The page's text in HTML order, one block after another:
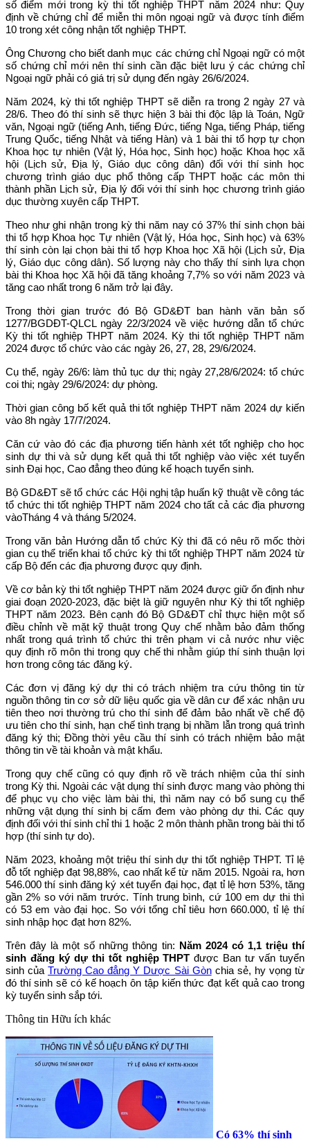
số điểm mới trong kỳ thi tốt nghiệp THPT năm 2024 như: Quy
định về chứng chỉ để miễn thi môn ngoại ngữ và được tính điểm
10 trong xét công nhận tốt nghiệp THPT.
Ông Chương cho biết danh mục các chứng chỉ Ngoại ngữ có một
số chứng chỉ mới nên thí sinh cần đặc biệt lưu ý các chứng chỉ
Ngoại ngữ phải có giá trị sử dụng đến ngày 26/6/2024.
Năm 2024, kỳ thi tốt nghiệp THPT sẽ diễn ra trong 2 ngày 27 và
28/6. Theo đó thí sinh sẽ thực hiện 3 bài thi độc lập là Toán, Ngữ
văn, Ngoại ngữ (tiếng Anh, tiếng Đức, tiếng Nga, tiếng Pháp, tiếng
Trung Quốc, tiếng Nhật và tiếng Hàn) và 1 bài thi tổ hợp tự chọn
Khoa học tự nhiên (Vật lý, Hóa học, Sinh học) hoặc Khoa học xã
hội (Lịch sử, Địa lý, Giáo dục công dân) đối với thí sinh học
chương trình giáo dục phổ thông cấp THPT hoặc các môn thi
thành phần Lịch sử, Địa lý đối với thí sinh học chương trình giáo
dục thường xuyên cấp THPT.
Theo như ghi nhận trong kỳ thi năm nay có 37% thí sinh chọn bài
thi tổ hợp Khoa học Tự nhiên (Vật lý, Hóa học, Sinh học) và 63%
thí sinh còn lại chọn bài thi tổ hợp Khoa học Xã hội (Lịch sử, Địa
lý, Giáo dục công dân). Số lượng này cho thấy thí sinh lựa chọn
bài thi Khoa học Xã hội đã tăng khoảng 7,7% so với năm 2023 và
tăng cao nhất trong 6 năm trở lại đây.
Trong thời gian trước đó Bộ GD&ĐT ban hành văn bản số
1277/BGDĐT-QLCL ngày 22/3/2024 về việc hướng dẫn tổ chức
Kỳ thi tốt nghiệp THPT năm 2024. Kỳ thi tốt nghiệp THPT năm
2024 được tổ chức vào các ngày 26, 27, 28, 29/6/2024.
Cụ thể, ngày 26/6: làm thủ tục dự thi; ngày 27,28/6/2024: tổ chức
coi thi; ngày 29/6/2024: dự phòng.
Thời gian công bố kết quả thi tốt nghiệp THPT năm 2024 dự kiến
vào 8h ngày 17/7/2024.
Căn cứ vào đó các địa phương tiến hành xét tốt nghiệp cho học
sinh dự thi và sử dụng kết quả thi tốt nghiệp vào việc xét tuyển
sinh Đại học, Cao đẳng theo đúng kế hoạch tuyển sinh.
Bộ GD&ĐT sẽ tổ chức các Hội nghị tập huấn kỹ thuật về công tác
tổ chức thi tốt nghiệp THPT năm 2024 cho tất cả các địa phương
vàoTháng 4 và tháng 5/2024.
Trong văn bản Hướng dẫn tổ chức Kỳ thi đã có nêu rõ mốc thời
gian cụ thể triển khai tổ chức kỳ thi tốt nghiệp THPT năm 2024 từ
cấp Bộ đến các địa phương được quy định.
Về cơ bản kỳ thi tốt nghiệp THPT năm 2024 được giữ ổn định như
giai đoạn 2020-2023, đặc biệt là giữ nguyên như Kỳ thi tốt nghiệp
THPT năm 2023. Bên cạnh đó Bộ GD&ĐT chỉ thực hiện một số
điều chỉnh về mặt kỹ thuật trong Quy chế nhằm bảo đảm thống
nhất trong quá trình tổ chức thi trên phạm vi cả nước như việc
quy định rõ môn thi trong quy chế thi nhằm giúp thí sinh thuận lợi
hơn trong công tác đăng ký.
Các đơn vị đăng ký dự thi có trách nhiệm tra cứu thông tin từ
nguồn thông tin cơ sở dữ liệu quốc gia về dân cư để xác nhận ưu
tiên theo nơi thường trú cho thí sinh để đảm bảo nhất về chế độ
ưu tiên cho thí sinh, hạn chế tình trạng bị nhầm lẫn trong quá trình
đăng ký thi; Đồng thời yêu cầu thí sinh có trách nhiệm bảo mật
thông tin về tài khoản và mật khẩu.
Trong quy chế cũng có quy định rõ về trách nhiệm của thí sinh
trong Kỳ thi. Ngoài các vật dụng thí sinh được mang vào phòng thi
để phục vụ cho việc làm bài thi, thì năm nay có bổ sung cụ thể
những vật dụng thí sinh bị cấm đem vào phòng dự thi. Các quy
định đối với thí sinh chỉ thi 1 hoặc 2 môn thành phần trong bài thi tổ
hợp (thí sinh tự do).
Năm 2023, khoảng một triệu thí sinh dự thi tốt nghiệp THPT. Tỉ lệ
đỗ tốt nghiệp đạt 98,88%, cao nhất kể từ năm 2015. Ngoài ra, hơn
546.000 thí sinh đăng ký xét tuyển đại học, đạt tỉ lệ hơn 53%, tăng
gần 2% so với năm trước. Tính trung bình, cứ 100 em dự thi thì
có 53 em vào đại học. So với tổng chỉ tiêu hơn 660.000, tỉ lệ thí
sinh nhập học đạt hơn 82%.
Trên đây là một số những thông tin: Năm 2024 có 1,1 triệu thí
sinh đăng ký dự thi tốt nghiệp THPT được Ban tư vấn tuyển
sinh củaTrường Cao đẳng Y Dược Sài Gònchia sẻ, hy vọng từ
đó thí sinh sẽ có kế hoạch ôn tập kiến thức đạt kết quả cao trong
kỳ tuyển sinh sắp tới.
Thông tin Hữu ích khác
Có 63% thí sinh